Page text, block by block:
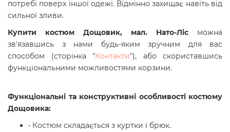
потребі поверх іншої одежі. Відмінно захищає навіть від
сильної зливи.
Купити костюм Дощовик, мал. Нато-Ліс можна
зв'язавшись з нами будь-яким зручним для вас
способом (сторінка "Контакти"), або скориставшись
функціональними можливостями корзини.
Функціональні та конструктивні особливості костюму
Дощовика:
• Костюм складається з куртки і брюк.